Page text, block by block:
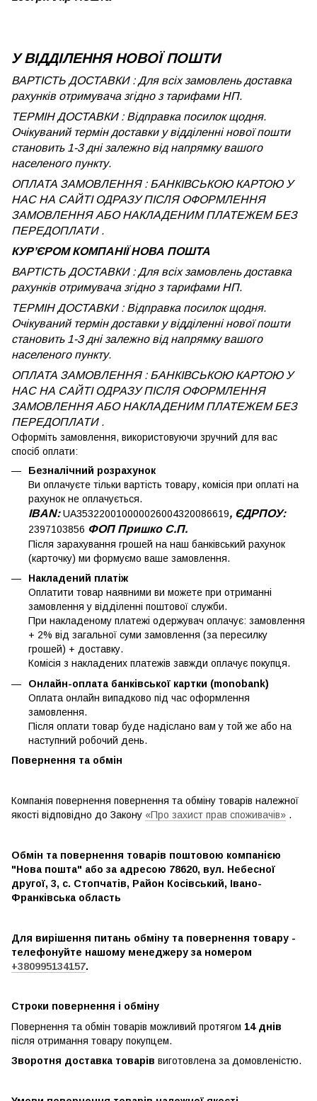
У ВІДДІЛЕННЯ НОВОЇ ПОШТИ
ВАРТІСТЬ ДОСТАВКИ : Для всіх замовлень доставка
рахунків отримувача згідно з тарифами НП.
ТЕРМІН ДОСТАВКИ : Відправка посилок щодня.
Очікуваний термін доставки у відділенні нової пошти
становить 1-3 дні залежно від напрямку вашого
населеного пункту.
ОПЛАТА ЗАМОВЛЕННЯ : БАНКІВСЬКОЮ КАРТОЮ У
НАС НА САЙТІ ОДРАЗУ ПІСЛЯ ОФОРМЛЕННЯ
ЗАМОВЛЕННЯ АБО НАКЛАДЕНИМ ПЛАТЕЖЕМ БЕЗ
ПЕРЕДОПЛАТИ .
КУРʼЄРОМ КОМПАНІЇ НОВА ПОШТА
ВАРТІСТЬ ДОСТАВКИ : Для всіх замовлень доставка
рахунків отримувача згідно з тарифами НП.
ТЕРМІН ДОСТАВКИ : Відправка посилок щодня.
Очікуваний термін доставки у відділенні нової пошти
становить 1-3 дні залежно від напрямку вашого
населеного пункту.
ОПЛАТА ЗАМОВЛЕННЯ : БАНКІВСЬКОЮ КАРТОЮ У
НАС НА САЙТІ ОДРАЗУ ПІСЛЯ ОФОРМЛЕННЯ
ЗАМОВЛЕННЯ АБО НАКЛАДЕНИМ ПЛАТЕЖЕМБЕЗ
ПЕРЕДОПЛАТИ .
Оформіть замовлення, використовуючи зручний для вас
спосіб оплати:
Безналічний розрахунок
Ви оплачуєте тільки вартість товару, комісія при оплаті на
рахунок не оплачується.
IBAN:UA353220010000026004320086619, ЄДРПОУ:
2397103856 ФОП Пришко С.П.
Після зарахування грошей на наш банківський рахунок
(карточку) ми формуємо ваше замовлення.
Накладений платіж
Оплатити товар наявними ви можете при отриманні
замовлення у відділенні поштової служби.
При накладеному платежі одержувач оплачує: замовлення
+ 2% від загальної суми замовлення (за пересилку
грошей) + доставку.
Комісія з накладених платежів завжди оплачує покупця.
Онлайн-оплата банківської картки (monobank)
Оплата онлайн випадково під час оформлення
замовлення.
Після оплати товар буде надіслано вам у той же або на
наступний робочий день.
Повернення та обмін
Компанія повернення повернення та обміну товарів належної
якості відповідно до Закону «Про захист прав споживачів» .
Обмін та повернення товарів поштовою компанією
"Нова пошта" або за адресою 78620, вул. Небесної
другої, 3, с. Стопчатів, Район Косівський, Івано-
Франківська область
Для вирішення питань обміну та повернення товару -
телефонуйте нашому менеджеру за номером
+380995134157.
Строки повернення і обміну
Повернення та обмін товарів можливий протягом 14 днів
після отримання товару покупцем.
Зворотня доставка товарів виготовлена ​​за домовленістю.